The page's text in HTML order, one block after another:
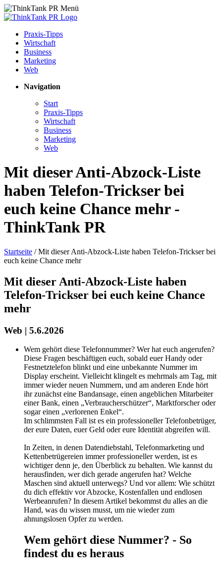
Praxis-Tipps
Wirtschaft
Business
Marketing
Web
Navigation
Start
Praxis-Tipps
Wirtschaft
Business
Marketing
Web
Mit dieser Anti-Abzock-Liste
haben Telefon-Trickser bei
euch keine Chance mehr -
ThinkTank PR
Startseite / Mit dieser Anti-Abzock-Liste haben Telefon-Trickser bei
euch keine Chance mehr
Mit dieser Anti-Abzock-Liste haben
Telefon-Trickser bei euch keine Chance
mehr
Web | 5.6.2026
Wem gehört diese Telefonnummer? Wer hat euch angerufen?
Diese Fragen beschäftigen euch, sobald euer Handy oder
Festnetztelefon blinkt und eine unbekannte Nummer im
Display erscheint. Vielleicht klingelt es mehrmals am Tag, mit
immer wieder neuen Nummern, und am anderen Ende hört
ihr zunächst eine Bandansage, einen angeblichen Mitarbeiter
einer Bank, einen „Verbraucherschützer“, Marktforscher oder
sogar einen „verlorenen Enkel“.
Im schlimmsten Fall ist es ein professioneller Telefonbetrüger,
der eure Daten, euer Geld oder eure Identität abgreifen will.
In Zeiten, in denen Datendiebstahl, Telefonmarketing und
Kettenbetrügereien immer professioneller werden, ist es
wichtiger denn je, den Überblick zu behalten. Wie kannst du
herausfinden, wer dich gerade angerufen hat? Welche
Maschen sind aktuell unterwegs? Und vor allem: Wie schützt
du dich effektiv vor Abzocke, Kostenfallen und endlosen
Werbeanrufen? In diesem Artikel bekommst du alles an die
Hand, was du wissen musst, um nie wieder zum
ahnungslosen Opfer zu werden.
Wem gehört diese Nummer? - So
findest du es heraus